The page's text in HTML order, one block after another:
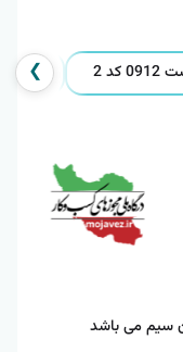
کد 2 لیست 0912❯
سیم می باشد